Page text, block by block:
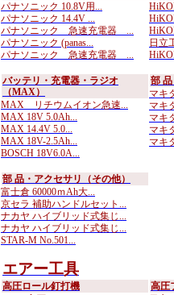
パナソニック 10.8V用...
パナソニック 14.4V ...
パナソニック 急速充電器 ...
パナソニック (panas...
パナソニック 急速充電器 ...
日立
バッテリ・充電器・ラジオ
（MAX）
MAX リチウムイオン急速...
MAX 18V 5.0Ah...
MAX 14.4V 5.0...
MAX 18V-2.5Ah...
BOSCH 18V6.0A...
部
マキ
マキ
マキ
マキ
マキ
部 品・アクセサリ（その他）
富士倉 60000ｍAh大...
京セラ 補助ハンドルセット...
ナカヤ ハイブリッド式集じ...
ナカヤ ハイブリッド式集じ...
STAR-M No.501...
エアー工具
高圧ロール釘打機
高圧